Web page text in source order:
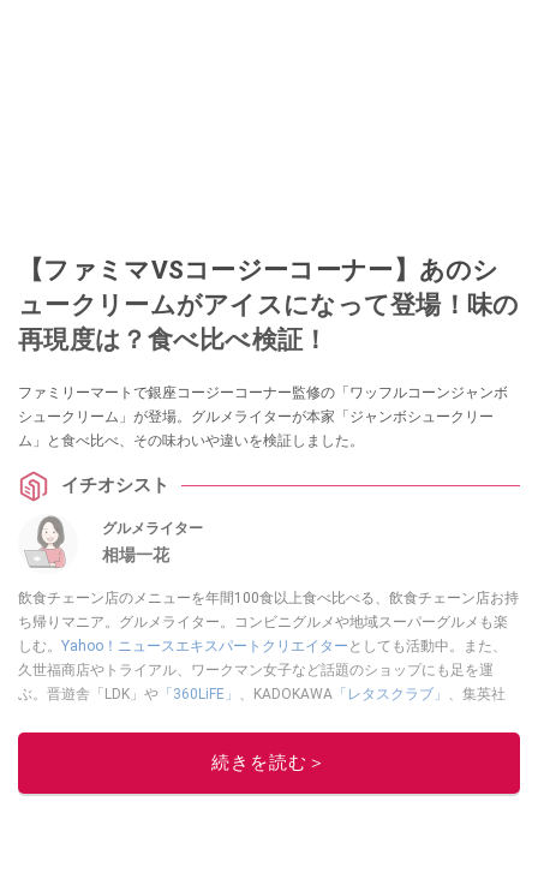
【ファミマVSコージーコーナー】あのシ
ュークリームがアイスになって登場！味の
再現度は？食べ比べ検証！
ファミリーマートで銀座コージーコーナー監修の「ワッフルコーンジャンボ
シュークリーム」が登場。グルメライターが本家「ジャンボシュークリー
ム」と食べ比べ、その味わいや違いを検証しました。
イチオシスト
グルメライター
相場一花
飲食チェーン店のメニューを年間100食以上食べ比べる、飲食チェーン店お持
ち帰りマニア。グルメライター。コンビニグルメや地域スーパーグルメも楽
しむ。 Yahoo！ニュースエキスパートクリエイター としても活動中。また、
久世福商店やトライアル、ワークマン女子など話題のショップにも足を運
ぶ。晋遊舎「LDK」や 「360LiFE」 、KADOKAWA 「レタスクラブ」
、集英社
ルメライター、食の専門家として出演実績あり。
続きを読む＞